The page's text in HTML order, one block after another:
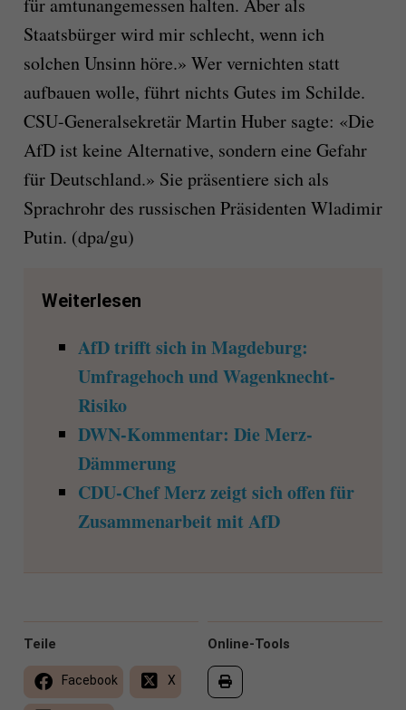
für amtunangemessen halten. Aber als
Staatsbürger wird mir schlecht, wenn ich
solchen Unsinn höre.» Wer vernichten statt
aufbauen wolle, führt nichts Gutes im Schilde.
CSU-Generalsekretär Martin Huber sagte: «Die
AfD ist keine Alternative, sondern eine Gefahr
für Deutschland.» Sie präsentiere sich als
Sprachrohr des russischen Präsidenten Wladimir
Putin. (dpa/gu)
Weiterlesen
AfD trifft sich in Magdeburg:
Umfragehoch und Wagenknecht-
Risiko
DWN-Kommentar: Die Merz-
Dämmerung
CDU-Chef Merz zeigt sich offen für
Zusammenarbeit mit AfD
Online-Tools
Teile
Facebook X